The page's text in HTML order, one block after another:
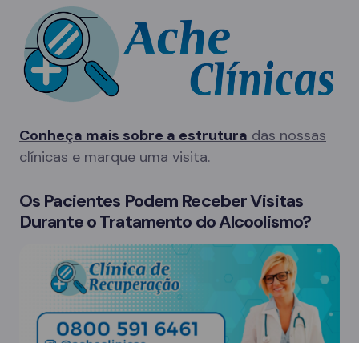
Conheça mais sobre a estrutura das nossas
clínicas e marque uma visita.
Os Pacientes Podem Receber Visitas
Durante o Tratamento do Alcoolismo?